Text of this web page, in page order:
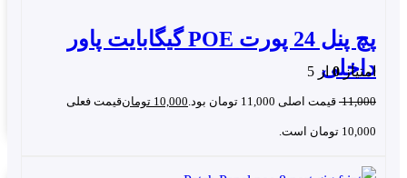
پچ پنل 24 پورت POE گیگابایت پاور
داخلی
امتیاز0از 5
11,000 قیمت اصلی 11,000 تومان بود. 10,000 تومان قیمت فعلی
10,000 تومان است.